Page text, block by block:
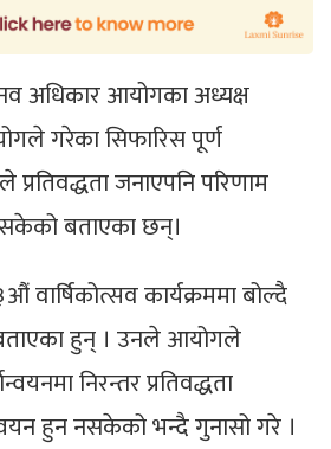
अधिकार आयोगका अध्यक्ष
गरेका सिफारिस पूर्ण
प्रतिवद्धता जनाएपनि परिणाम
बताएका छन्।
कार्यक्रममा बोल्दै
हुन् । उनले आयोगले
निरन्तर प्रतिवद्धता
हुन नसकेको भन्दै गुनासो गरे ।